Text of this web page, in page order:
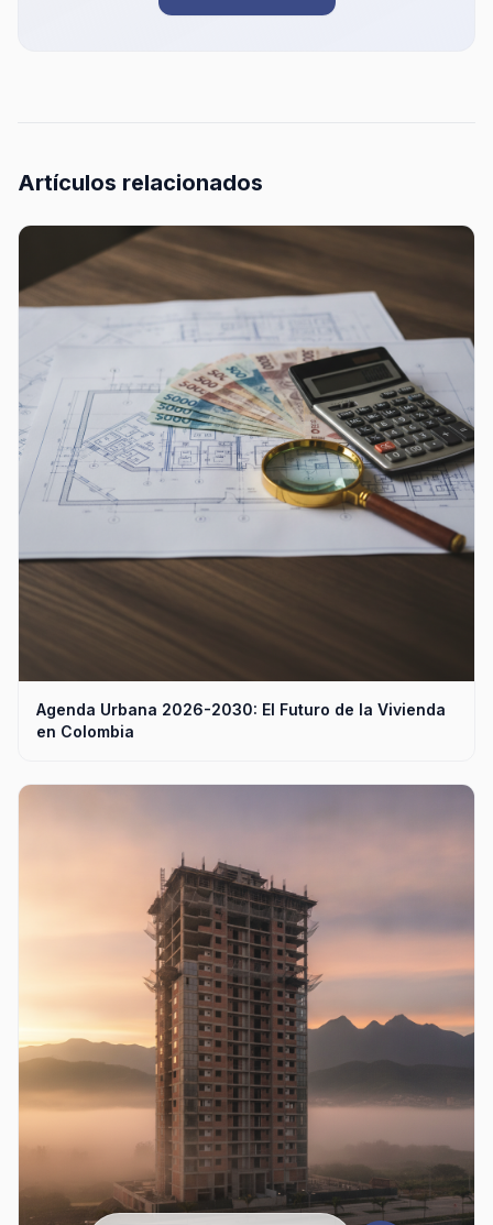
Artículos relacionados
Agenda Urbana 2026-2030: El Futuro de la Vivienda
en Colombia